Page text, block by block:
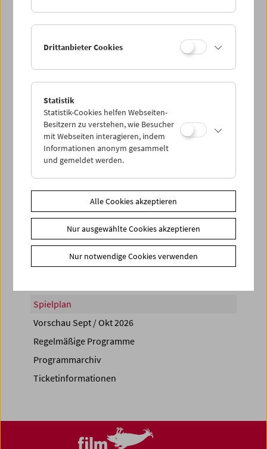
So 24.1.
PROGRAMM ÜBERBLICK
Spielplan
Vorschau Sept / Okt 2026
Regelmäßige Programme
Programmarchiv
Ticketinformationen
Drittanbieter Cookies
Statistik
Statistik-Cookies helfen Webseiten-
Besitzern zu verstehen, wie Besucher
mit Webseiten interagieren, indem
Informationen anonym gesammelt
und gemeldet werden.
Alle Cookies akzeptieren
Nur ausgewählte Cookies akzeptieren
Nur notwendige Cookies verwenden